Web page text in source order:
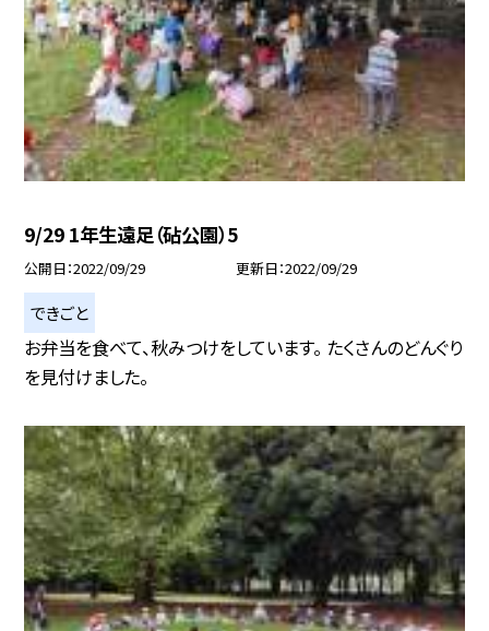
9/29 1年生遠足（砧公園）5
公開日 2022/09/29 更新日 2022/09/29
できごと
お弁当を食べて、秋みつけをしています。 たくさんのどんぐり
を見付けました。